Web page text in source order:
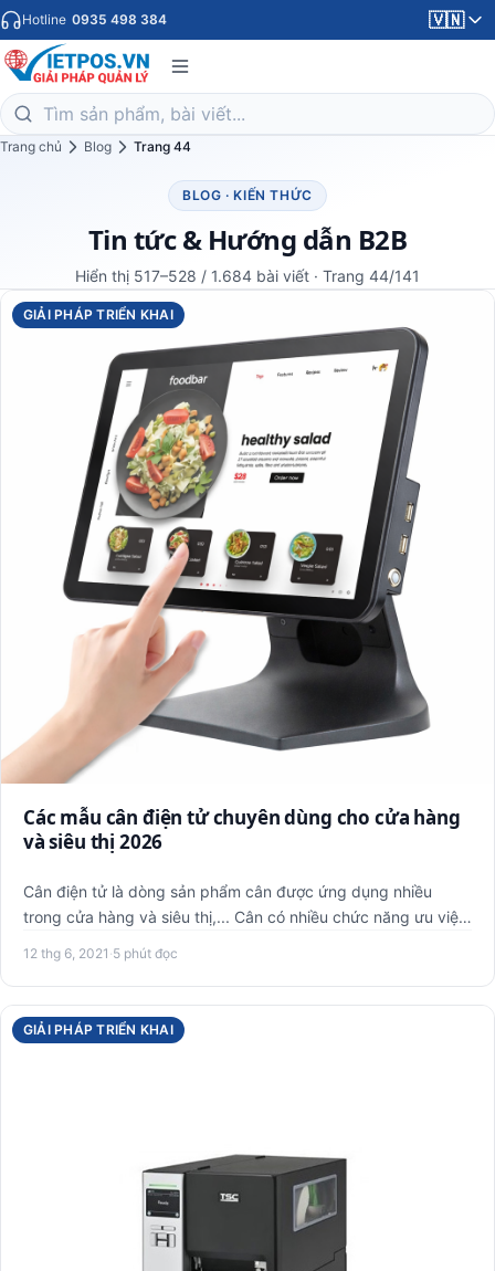
Hotline 0935 498 384 🇻🇳
Trang chủ Blog Trang 44
BLOG · KIẾN THỨC
Tin tức & Hướng dẫn B2B
Hiển thị 517–528 / 1.684 bài viết · Trang 44/141
GIẢI PHÁP TRIỂN KHAI
Các mẫu cân điện tử chuyên dùng cho cửa hàng
và siêu thị 2026
Cân điện tử là dòng sản phẩm cân được ứng dụng nhiều
trong cửa hàng và siêu thị,... Cân có nhiều chức năng ưu việt
12 thg 6, 2021 ·5 phút đọc
GIẢI PHÁP TRIỂN KHAI